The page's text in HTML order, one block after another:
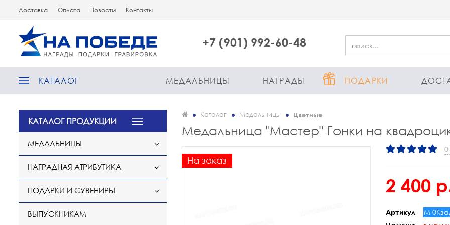
Доставка Оплата Новости Контакты
+7 (901) 992-60-48
КАТАЛОГ МЕДАЛЬНИЦЫ НАГРАДЫ ПОДАРКИ
КАТАЛОГ ПРОДУКЦИИ
МЕДАЛЬНИЦЫ
НАГРАДНАЯ АТРИБУТИКА
ПОДАРКИ И СУВЕНИРЫ
ВЫПУСКНИКАМ
Каталог Медальницы Цветные
Медальница "Мастер" Гонки на
На заказ
0
2 400
Артикул М